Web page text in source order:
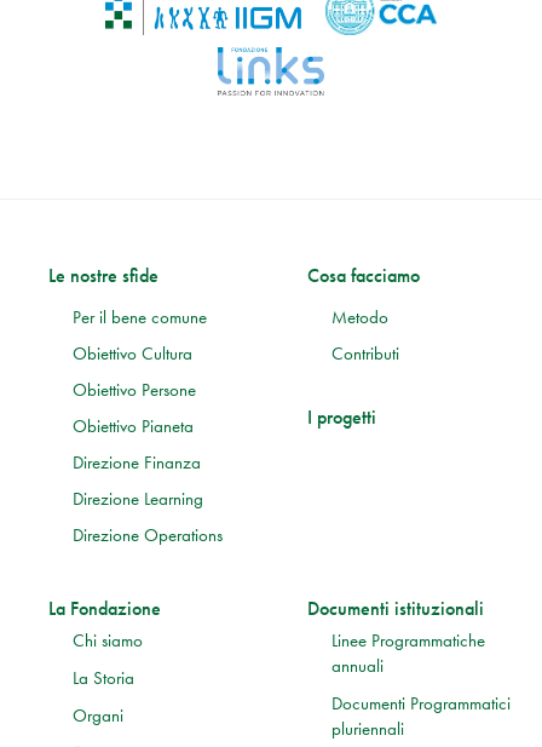
Le nostre sfide
Per il bene comune
Obiettivo Cultura
Obiettivo Persone
Obiettivo Pianeta
Direzione Finanza
Direzione Learning
Direzione Operations
Cosa facciamo
Metodo
Contributi
I progetti
La Fondazione
Chi siamo
La Storia
Organi
Documenti istituzionali
Linee Programmatiche
annuali
Documenti Programmatici
pluriennali